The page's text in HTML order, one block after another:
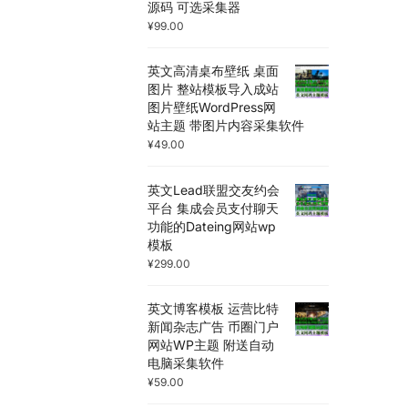
源码 可选采集器
¥99.00
英文高清桌布壁纸 桌面
图片 整站模板导入成站
图片壁纸WordPress网
站主题 带图片内容采集软件
¥49.00
英文Lead联盟交友约会
平台 集成会员支付聊天
功能的Dateing网站wp
模板
¥299.00
英文博客模板 运营比特
新闻杂志广告 币圈门户
网站WP主题 附送自动
电脑采集软件
¥59.00